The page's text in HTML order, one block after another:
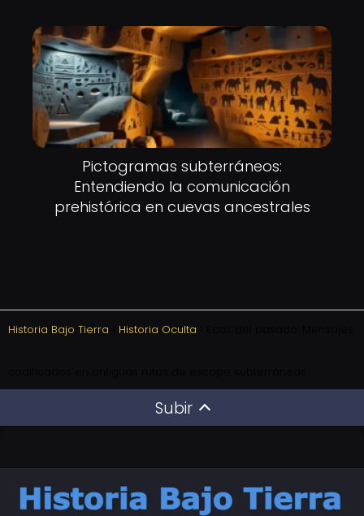
Pictogramas subterráneos:
Entendiendo la comunicación
prehistórica en cuevas ancestrales
Historia Bajo Tierra Historia Oculta
Subir